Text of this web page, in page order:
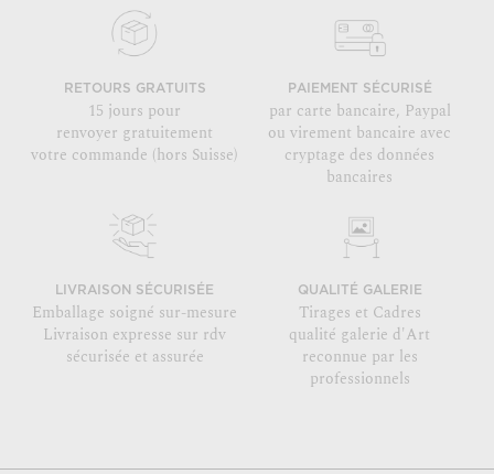
RETOURS GRATUITS
15 jours pour
renvoyer gratuitement
votre commande (hors Suisse)
PAIEMENT SÉCURISÉ
par carte bancaire, Paypal
ou virement bancaire avec
cryptage des données
bancaires
LIVRAISON SÉCURISÉE
Emballage soigné sur-mesure
Livraison expresse sur rdv
sécurisée et assurée
QUALITÉ GALERIE
Tirages et Cadres
qualité galerie d'Art
reconnue par les
professionnels